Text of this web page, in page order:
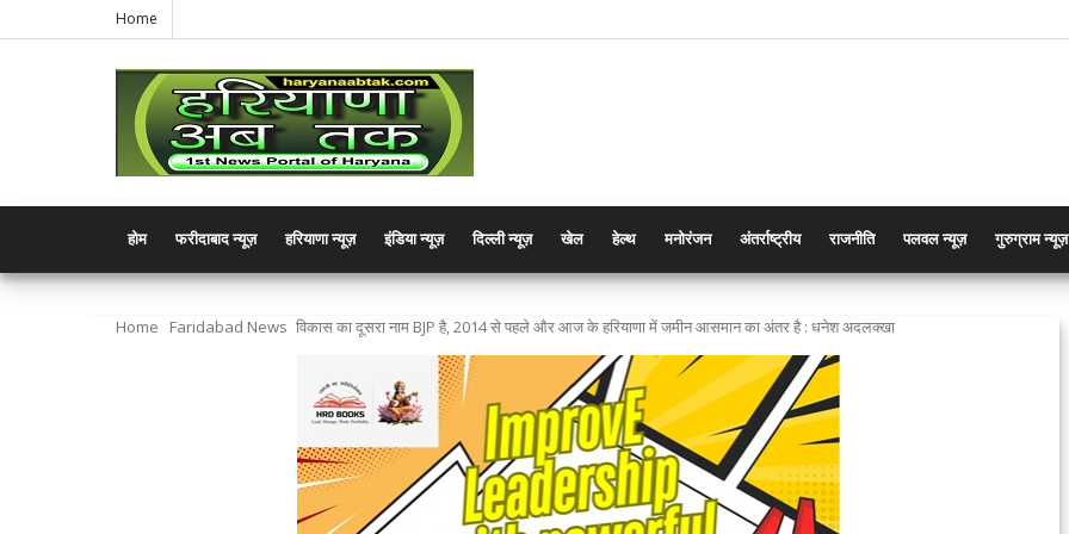
Home
होम फरीदाबाद न्यूज़ हरियाणा न्यूज़ इंडिया न्यूज़ दिल्ली न्यूज़ खेल हेल्थ मनोरंजन अंतर्राष्ट्रीय राजनीति पलवल न्यूज़ गुरुग्राम न्यूज़
Home Faridabad News विकास का दूसरा नाम BJP है, 2014 से पहले और आज के हरियाणा में जमीन आसमान का अंतर है : धनेश अदलक्खा